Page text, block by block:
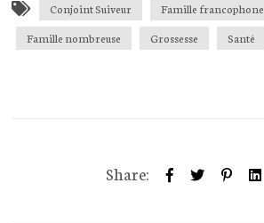
Conjoint Suiveur
Famille francophone
Famille nombreuse
Grossesse Santé
Share: